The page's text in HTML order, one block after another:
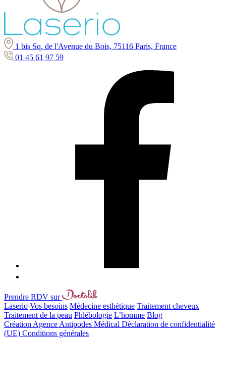
1 bis Sq. de l'Avenue du Bois, 75116 Paris, France
01 45 61 97 59
Prendre RDV sur
Laserio Vos besoins Médecine esthétique Traitement cheveux
Traitement de la peau Phlébologie L’homme Blog
Création Agence Antipodes Médical Déclaration de confidentialité
(UE) Conditions générales